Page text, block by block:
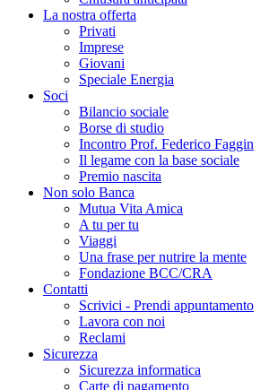
La nostra offerta
Privati
Imprese
Giovani
Speciale Energia
Soci
Bilancio sociale
Borse di studio
Incontro Prof. Federico Faggin
Il legame con la base sociale
Premio nascita
Non solo Banca
Mutua Vita Amica
A tu per tu
Viaggi
Una frase per nutrire la mente
Fondazione BCC/CRA
Contatti
Scrivici - Prendi appuntamento
Lavora con noi
Reclami
Sicurezza
Sicurezza informatica
Carte di pagamento